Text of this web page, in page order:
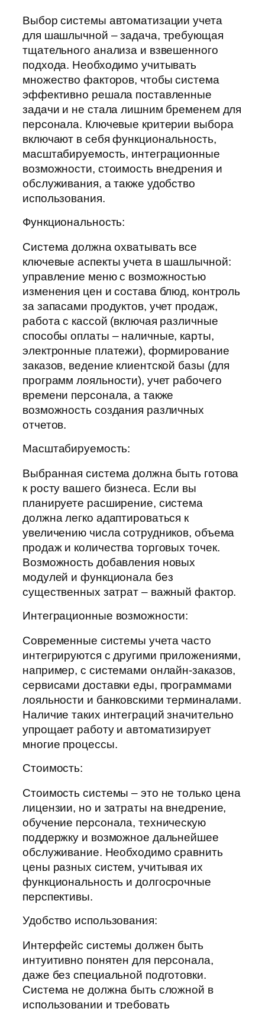
Выбор системы автоматизации учета
для шашлычной – задача, требующая
тщательного анализа и взвешенного
подхода. Необходимо учитывать
множество факторов, чтобы система
эффективно решала поставленные
задачи и не стала лишним бременем для
персонала. Ключевые критерии выбора
включают в себя функциональность,
масштабируемость, интеграционные
возможности, стоимость внедрения и
обслуживания, а также удобство
использования.
Функциональность:
Система должна охватывать все
ключевые аспекты учета в шашлычной:
управление меню с возможностью
изменения цен и состава блюд, контроль
за запасами продуктов, учет продаж,
работа с кассой (включая различные
способы оплаты – наличные, карты,
электронные платежи), формирование
заказов, ведение клиентской базы (для
программ лояльности), учет рабочего
времени персонала, а также
возможность создания различных
отчетов.
Масштабируемость:
Выбранная система должна быть готова
к росту вашего бизнеса. Если вы
планируете расширение, система
должна легко адаптироваться к
увеличению числа сотрудников, объема
продаж и количества торговых точек.
Возможность добавления новых
модулей и функционала без
существенных затрат – важный фактор.
Интеграционные возможности:
Современные системы учета часто
интегрируются с другими приложениями,
например, с системами онлайн-заказов,
сервисами доставки еды, программами
лояльности и банковскими терминалами.
Наличие таких интеграций значительно
упрощает работу и автоматизирует
многие процессы.
Стоимость:
Стоимость системы – это не только цена
лицензии, но и затраты на внедрение,
обучение персонала, техническую
поддержку и возможное дальнейшее
обслуживание. Необходимо сравнить
цены разных систем, учитывая их
функциональность и долгосрочные
перспективы.
Удобство использования:
Интерфейс системы должен быть
интуитивно понятен для персонала,
даже без специальной подготовки.
Система не должна быть сложной в
использовании и требовать